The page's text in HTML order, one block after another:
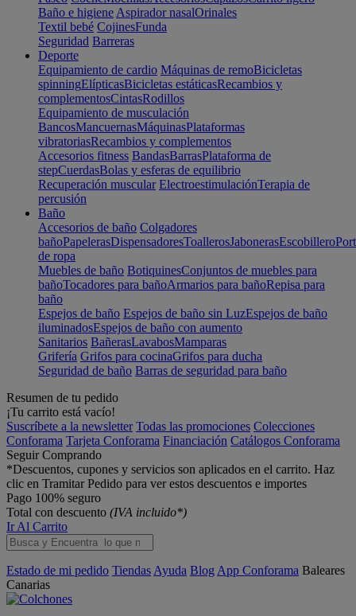
Baño e higiene Aspirador nasalOrinales
Textil bebé CojinesFunda
Seguridad Barreras
Deporte
Equipamiento de cardio Máquinas de remoBicicletas
spinningElípticasBicicletas estáticasRecambios y
complementosCintasRodillos
Equipamiento de musculación
BancosMancuernasMáquinasPlataformas
vibratoriasRecambios y complementos
Accesorios fitness BandasBarrasPlataforma de
stepCuerdasBolas y esferas de equilibrio
Recuperación muscular ElectroestimulaciónTerapia de
percusión
Baño
Accesorios de baño Colgadores
bañoPapelerasDispensadoresToallerosJabonerasEscobillero
de ropa
Muebles de baño BotiquinesConjuntos de muebles para
bañoTocadores para bañoArmarios para bañoRepisa para
baño
Espejos de baño Espejos de baño sin LuzEspejos de baño
iluminadosEspejos de baño con aumento
Sanitarios BañerasLavabosMamparas
Grifería Grifos para cocinaGrifos para ducha
Seguridad de baño Barras de seguridad para baño
Resumen de tu pedido
¡Tu carrito está vacío!
Suscríbete a la newsletter Todas las promociones Colecciones
Conforama Tarjeta Conforama Financiación Catálogos Conforama
Seguir Comprando
*Descuentos, cupones y servicios son aplicados en el carrito. Haz
clic en Tramitar Pedido para ver estos descuentos e importes
Pago 100% seguro
Total con descuento (IVA incluido*)
Ir Al Carrito
Estado de mi pedido Tiendas Ayuda Blog App Conforama Baleares
Canarias